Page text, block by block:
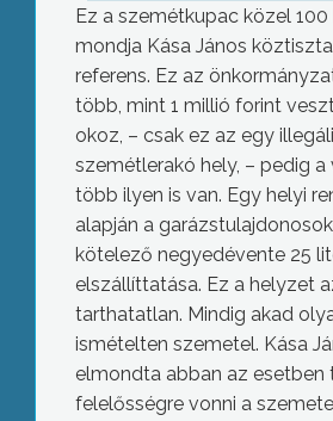
Ez a szemétkupac közel 100
mondja Kása János
referens. Ez az
több, mint 1 millió forint
okoz, – csak ez az egy
szemétlerakó hely, – pedig a
több ilyen is van. Egy helyi
alapján a
kötelező negyedévente 25
elszállíttatása. Ez a helyzet
tarthatatlan. Mindig akad
ismételten szemetel. Kása
elmondta abban az esetben
felelősségre vonni a